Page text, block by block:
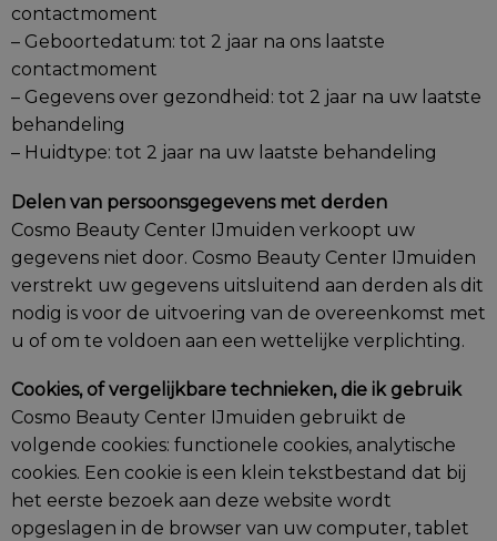
contactmoment
– Geboortedatum: tot 2 jaar na ons laatste
contactmoment
– Gegevens over gezondheid: tot 2 jaar na uw laatste
behandeling
– Huidtype: tot 2 jaar na uw laatste behandeling
Delen van persoonsgegevens met derden
Cosmo Beauty Center IJmuiden verkoopt uw
gegevens niet door. Cosmo Beauty Center IJmuiden
verstrekt uw gegevens uitsluitend aan derden als dit
nodig is voor de uitvoering van de overeenkomst met
u of om te voldoen aan een wettelijke verplichting.
Cookies, of vergelijkbare technieken, die ik gebruik
Cosmo Beauty Center IJmuiden gebruikt de
volgende cookies: functionele cookies, analytische
cookies. Een cookie is een klein tekstbestand dat bij
het eerste bezoek aan deze website wordt
opgeslagen in de browser van uw computer, tablet